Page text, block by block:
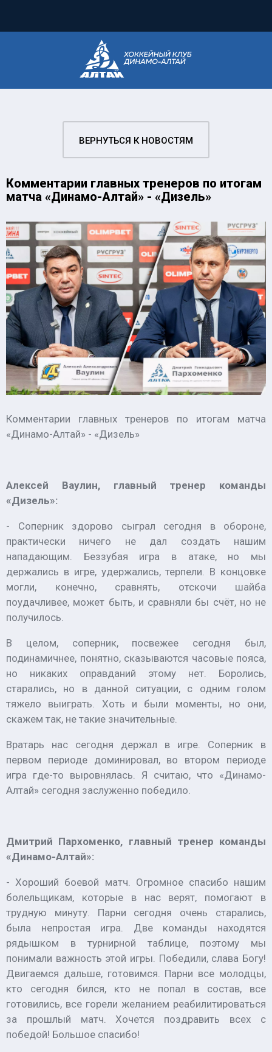
ВЕРНУТЬСЯ К НОВОСТЯМ
Комментарии главных тренеров по итогам
матча «Динамо-Алтай» - «Дизель»
Комментарии главных тренеров по итогам матча
«Динамо-Алтай» - «Дизель»
Алексей Ваулин, главный тренер команды
«Дизель»:
- Соперник здорово сыграл сегодня в обороне,
практически ничего не дал создать нашим
нападающим. Беззубая игра в атаке, но мы
держались в игре, удержались, терпели. В концовке
могли, конечно, сравнять, отскочи шайба
поудачливее, может быть, и сравняли бы счёт, но не
получилось.
В целом, соперник, посвежее сегодня был,
подинамичнее, понятно, сказываются часовые пояса,
но никаких оправданий этому нет. Боролись,
старались, но в данной ситуации, с одним голом
тяжело выиграть. Хоть и были моменты, но они,
скажем так, не такие значительные.
Вратарь нас сегодня держал в игре. Соперник в
первом периоде доминировал, во втором периоде
игра где-то выровнялась. Я считаю, что «Динамо-
Алтай» сегодня заслуженно победило.
Дмитрий Пархоменко, главный тренер команды
«Динамо-Алтай»:
- Хороший боевой матч. Огромное спасибо нашим
болельщикам, которые в нас верят, помогают в
трудную минуту. Парни сегодня очень старались,
была непростая игра. Две команды находятся
рядышком в турнирной таблице, поэтому мы
понимали важность этой игры. Победили, слава Богу!
Двигаемся дальше, готовимся. Парни все молодцы,
кто сегодня бился, кто не попал в состав, все
готовились, все горели желанием реабилитироваться
за прошлый матч. Хочется поздравить всех с
победой! Большое спасибо!